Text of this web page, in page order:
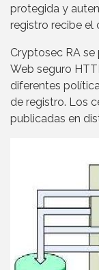
protegida y
registro recibe el
Cryptosec RA
Web seguro
diferentes
de registro. Los
publicadas en